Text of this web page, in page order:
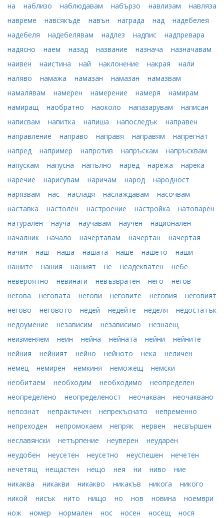
на наблизо наблюдавам набързо навлизам
навляза
навреме
навсякъде навън награда над
надебелея
надебеля
надебелявам надлез надпис
надпревара
надясно
наем назад название назнача
назначавам
наивен
наистина най наклонение накрая
нали
наляво
намажа намазан намазан
намазвам
намалявам
намерен намерение намеря
намирам
намиращ
наобратно наоколо напазарувам
написан
написвам
напитка напиша напоследък
направен
направление
направо направя направям
напрегнат
напред
например напротив напръскам
напръсквам
напускам
напусна напълно наред нарежа
нарека
наречие
нарисувам наричам народ
народност
нарязвам
нас насладя наслаждавам
насочвам
наставка
настолен настроение настройка
натоварен
натурален
науча научавам научен
национален
началник
начало начертавам начертан
начертая
начин
наш наша нашата наше нашето
наши
нашите
нашия нашият не неадекватен
небе
невероятно
невинаги невъзвратен него
негов
негова
неговата негови неговите неговия
неговият
негово
неговото недей недейте неделя
недостатък
недоумение
независим независимо
незнаещ
неизменяем
неин нейна нейната нейни
нейните
нейния
нейният нейно нейното нека
неличен
немец
немирен немкиня неможещ
немски
необитаем
необходим необходимо
неопределен
неопределено
неопределеност неочакван
неочаквано
непознат
непрактичен непрекъснато
непременно
непреходен
непромокаем непряк нервен
несвършен
неславянски
нетърпение неуверен
неударен
неудобен
неусетен неусетно неуспешен
нечетен
нечетящ
нещастен нещо нея ни ниво
ние
никаква
никакви никакво никакъв никога
никого
никой
нисък нито нищо но нов новина
ноември
нож
номер нормален нос носен носещ
нося